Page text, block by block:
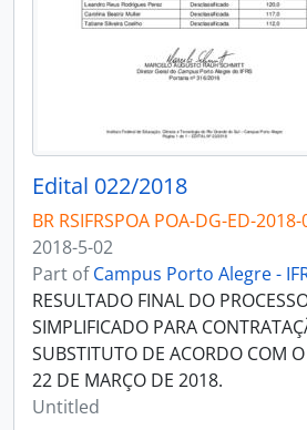
Edital 022/2018
BR RSIFRSPOA POA-DG-ED-
2018-5-02
Part ofCampus Porto Alegre -
RESULTADO FINAL DO
SIMPLIFICADO PARA
SUBSTITUTO DE ACORDO COM
22 DE MARÇO DE 2018.
Untitled